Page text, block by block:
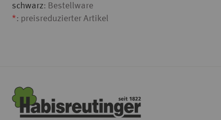
schwarz: Bestellware
*: preisreduzierter Artikel